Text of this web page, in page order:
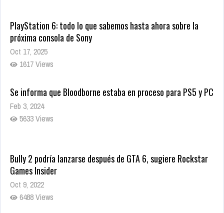
PlayStation 6: todo lo que sabemos hasta ahora sobre la
próxima consola de Sony
Oct 17, 2025
1617 Views
Se informa que Bloodborne estaba en proceso para PS5 y PC
Feb 3, 2024
5633 Views
Bully 2 podría lanzarse después de GTA 6, sugiere Rockstar
Games Insider
Oct 9, 2022
6488 Views